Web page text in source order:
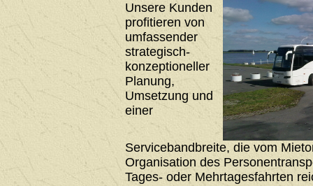
Unsere Kunden
profitieren von
umfassender
strategisch-
konzeptioneller
Planung,
Umsetzung und
einer
Servicebandbreite, die vom
Organisation des
Tages- oder Mehrtagesfahrten